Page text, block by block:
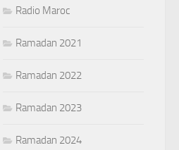
Radio Maroc
Ramadan 2021
Ramadan 2022
Ramadan 2023
Ramadan 2024